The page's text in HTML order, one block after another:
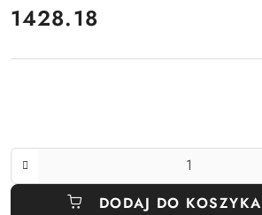
cena:
1428.18
DODAJ DO KOSZYKA